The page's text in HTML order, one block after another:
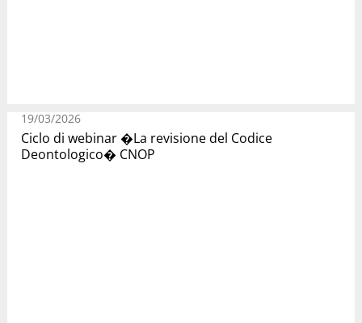
19/03/2026
Ciclo di webinar �La revisione del Codice
Deontologico� CNOP